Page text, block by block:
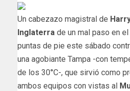
Un cabezazo magistral de
Inglaterra de un mal paso en
puntas de pie este sábado
una agobiante Tampa -con
de los 30°C-, que sirvió como
ambos equipos con vistas al